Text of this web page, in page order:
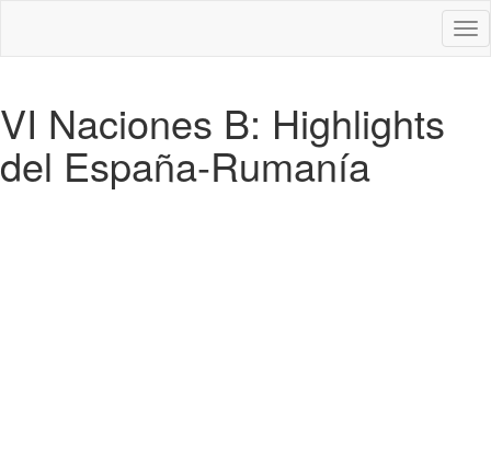
VI Naciones B: Highlights
del España-Rumanía